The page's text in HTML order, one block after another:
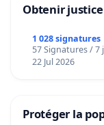
Obtenir
1 028 signatures
57 Signatures / 7
22 Jul 2026
Protéger la